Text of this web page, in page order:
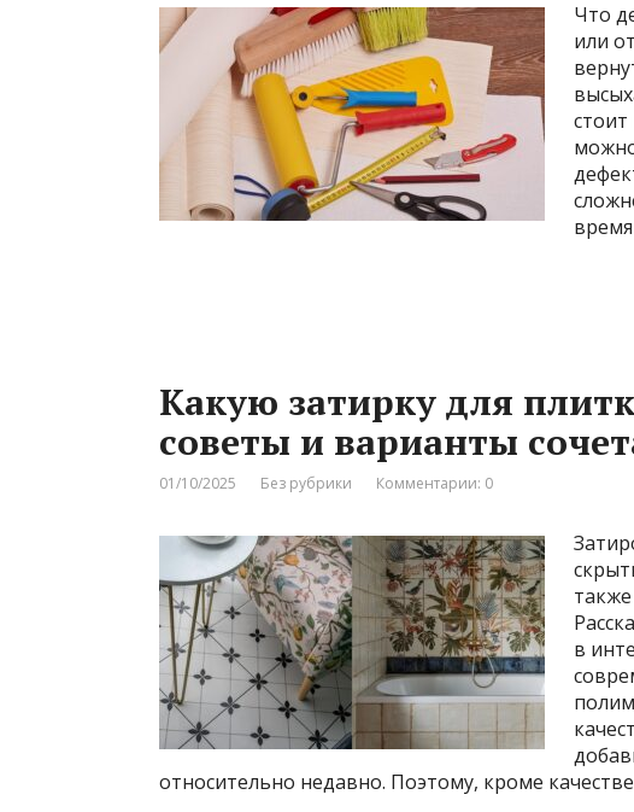
Что
или
Какую затирку для
советы и варианты
01/10/2025 Без рубрики Комментарии: 0
в
относительно недавно. Поэтому, кроме